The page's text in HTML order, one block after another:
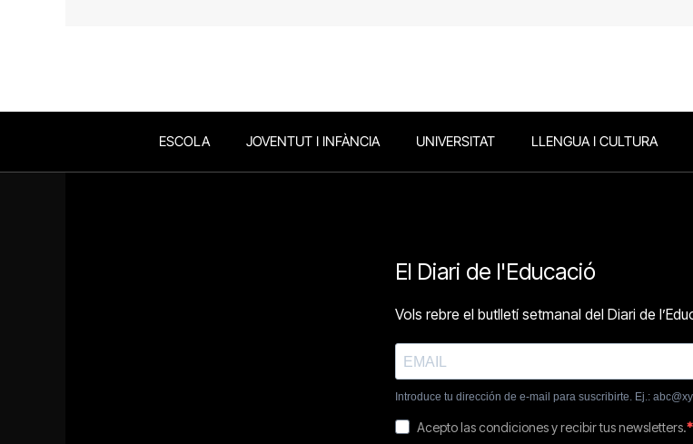
ESCOLA JOVENTUT I INFÀNCIA UNIVERSITAT LLENGUA I CULTURA